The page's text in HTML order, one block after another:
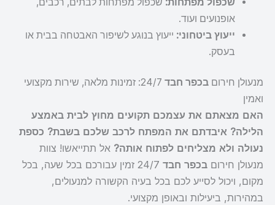
אופנועים ועוד.
ייעוץ ביטחוני: ייעוץ בנוגע לשיפור האבטחה בבית או
בעסק.
מנעולן חירום בכפר חבד
24/7: זמינות מלאה, שירות מקצועי
ואמין
האם מצאתם את עצמכם תקועים מחוץ לבית באמצע
הלילה? איבדתם את המפתח לרכב שלכם בשבת? כספת
נעולה ולא מצליחים לפתוח אותה? אל תתייאשו! צוות
מנעולן חירום בכפר חבד
24/7 זמין עבורכם בכל שעה, בכל
מקום, ויכול לסייע לכם בכל בעיה הקשורה למנעולים,
במהירות, ביעילות ובאופן מקצועי.